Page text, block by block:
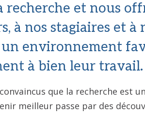
recherche et nous
à nos stagiaires et à
un environnement
à bien leur travail.
que la recherche est
meilleur passe par des